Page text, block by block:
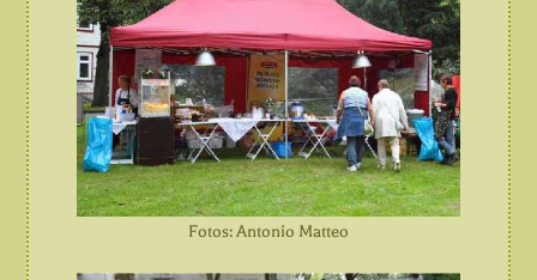
Fotos: Antonio Matteo